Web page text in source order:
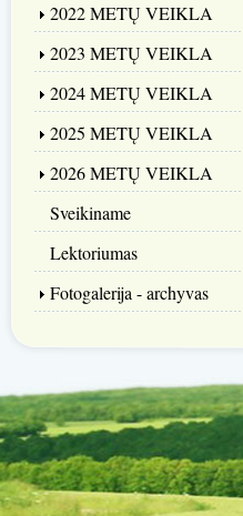
2022 METŲ VEIKLA
2023 METŲ VEIKLA
2024 METŲ VEIKLA
2025 METŲ VEIKLA
2026 METŲ VEIKLA
Sveikiname
Lektoriumas
Fotogalerija - archyvas